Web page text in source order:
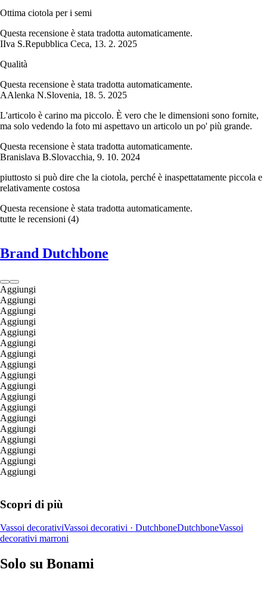
Ottima ciotola per i semi
Questa recensione è stata tradotta automaticamente.
IIva S.Repubblica Ceca, 13. 2. 2025
Qualità
Questa recensione è stata tradotta automaticamente.
AAlenka N.Slovenia, 18. 5. 2025
L'articolo è carino ma piccolo. È vero che le dimensioni sono fornite,
ma solo vedendo la foto mi aspettavo un articolo un po' più grande.
Questa recensione è stata tradotta automaticamente.
Branislava B.Slovacchia, 9. 10. 2024
piuttosto si può dire che la ciotola, perché è inaspettatamente piccola e
relativamente costosa
Questa recensione è stata tradotta automaticamente.
tutte le recensioni (4)
Brand Dutchbone
Aggiungi
Aggiungi
Aggiungi
Aggiungi
Aggiungi
Aggiungi
Aggiungi
Aggiungi
Aggiungi
Aggiungi
Aggiungi
Aggiungi
Aggiungi
Aggiungi
Aggiungi
Aggiungi
Aggiungi
Aggiungi
Scopri di più
Vassoi decorativiVassoi decorativi · DutchboneDutchboneVassoi
decorativi marroni
Solo su Bonami